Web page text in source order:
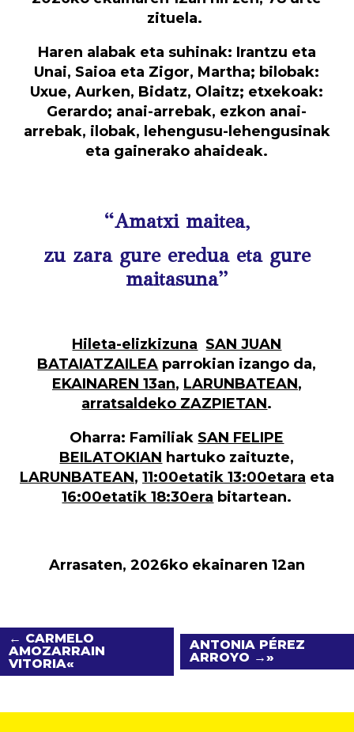
zituela.
Haren alabak eta suhinak: Irantzu eta
Unai, Saioa eta Zigor, Martha; bilobak:
Uxue, Aurken, Bidatz, Olaitz; etxekoak:
Gerardo; anai-arrebak, ezkon anai-
arrebak, ilobak, lehengusu-lehengusinak
eta gainerako ahaideak.
“Amatxi maitea,
zu zara gure eredua eta gure
maitasuna”
Hileta-elizkizuna SAN JUAN
BATAIATZAILEA parrokian izango da,
EKAINAREN 13an, LARUNBATEAN,
arratsaldeko ZAZPIETAN.
Oharra: Familiak SAN FELIPE
BEILATOKIAN hartuko zaituzte,
LARUNBATEAN, 11:00etatik 13:00etara eta
16:00etatik 18:30era bitartean.
Arrasaten, 2026ko ekainaren 12an
← CARMELO
AMOZARRAIN
VITORIA
ANTONIA PÉREZ
ARROYO →